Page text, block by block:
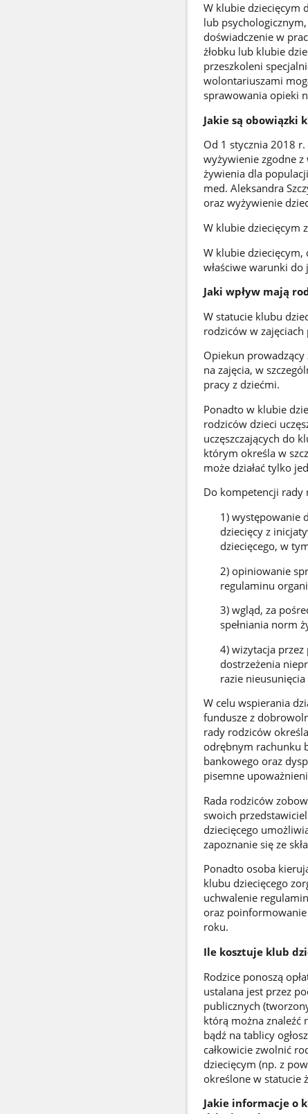
W klubie dziecięcym
lub
doświadczenie w
żłobku lub klubie
przeszkoleni
wolontariuszami
sprawowania opieki
Jakie są obowiązki
Od 1 stycznia 2018
wyżywienie zgodne
żywienia dla
med. Aleksandra
oraz wyżywienie
W klubie dziecięcym
W klubie dziecięcym,
właściwe warunki
Jaki wpływ mają
W statucie klubu
rodziców w
Opiekun prowadzący
na zajęcia, w
pracy z dziećmi.
Ponadto w klubie
rodziców dzieci
uczęszczających do
którym określa w
może działać tylko
Do kompetencji rady
1) występowanie
dziecięcy z
dziecięcego, w
2) opiniowanie
regulaminu
3) wgląd, za
spełniania norm
4) wizytacja
dostrzeżenia
razie
W celu wspierania
fundusze z
rady rodziców
odrębnym rachunku
bankowego oraz
pisemne
Rada rodziców
swoich
dziecięcego
zapoznanie się ze
Ponadto osoba
klubu dziecięcego
uchwalenie
oraz
roku.
Ile kosztuje klub
Rodzice ponoszą
ustalana jest przez
publicznych
którą można
bądź na tablicy
całkowicie zwolnić
dziecięcym (np. z
określone w statucie
Jakie informacje o